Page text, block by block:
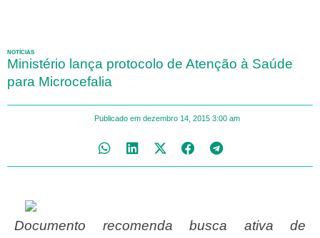
NOTÍCIAS
Ministério lança protocolo de Atenção à Saúde
para Microcefalia
Publicado em dezembro 14, 2015 3:00 am
Documento recomenda busca ativa de